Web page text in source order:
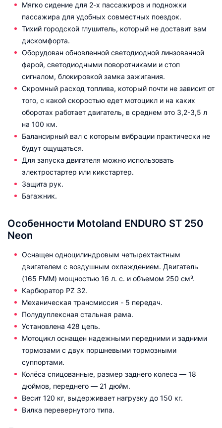
Мягко сидение для 2-х пассажиров и подножки
пассажира для удобных совместных поездок.
Тихий городской глушитель, который не доставит вам
дискомфорта.
Оборудован обновленной светодиодной линзованной
фарой, светодиодными поворотниками и стоп
сигналом, блокировкой замка зажигания.
Скромный расход топлива, который почти не зависит от
того, с какой скоростью едет мотоцикл и на каких
оборотах работает двигатель, в среднем это 3,2-3,5 л
на 100 км.
Балансирный вал с которым вибрации практически не
будут ощущаться.
Для запуска двигателя можно использовать
электростартер или кикстартер.
Защита рук.
Багажник.
Особенности Motoland ENDURO ST 250
Neon
Оснащен одноцилиндровым четырехтактным
двигателем с воздушным охлаждением. Двигатель
(165 FMM) мощностью 16 л. с. и объемом 250 см³.
Карбюратор PZ 32.
Механическая трансмиссия - 5 передач.
Полудуплексная стальная рама.
Установлена 428 цепь.
Мотоцикл оснащен надежными передними и задними
тормозами с двух поршневыми тормозными
суппортами.
Колёса спицованные, размер заднего колеса — 18
дюймов, переднего — 21 дюйм.
Весит 120 кг, выдерживает нагрузку до 150 кг.
Вилка перевернутого типа.